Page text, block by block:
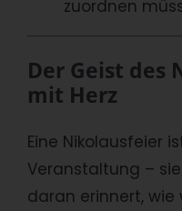
zuordnen
Der Geist des
mit Herz
Eine Nikolausfeier
Veranstaltung –
daran erinnert,